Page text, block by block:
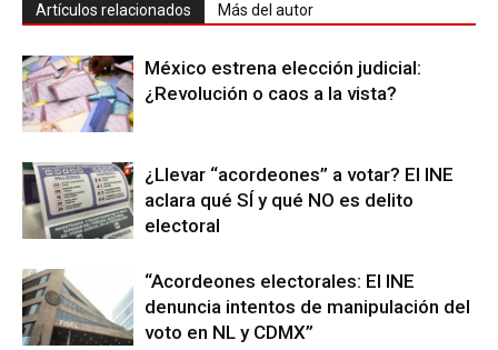
Artículos relacionados Más del autor
México estrena elección judicial:
¿Revolución o caos a la vista?
¿Llevar “acordeones” a votar? El INE
aclara qué SÍ y qué NO es delito
electoral
“Acordeones electorales: El INE
denuncia intentos de manipulación del
voto en NL y CDMX”